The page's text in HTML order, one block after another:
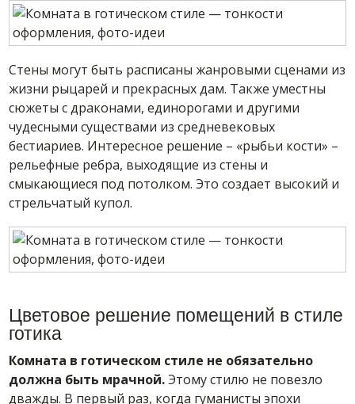
Стены могут быть расписаны жанровыми сценами из
жизни рыцарей и прекрасных дам. Также уместны
сюжеты с драконами, единорогами и другими
чудесными существами из средневековых
бестиариев. Интересное решение – «рыбьи кости» –
рельефные ребра, выходящие из стены и
смыкающиеся под потолком. Это создает высокий и
стрельчатый купол.
Цветовое решение помещений в стиле
готика
Комната в готическом стиле не обязательно
должна быть мрачной.Этому стилю не повезло
дважды. В первый раз, когда гуманисты эпохи